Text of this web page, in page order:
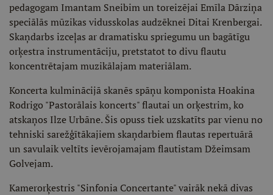
pedagogam Imantam Sneibim un toreizējai Emīla Dārziņa
speciālās mūzikas vidusskolas audzēknei Ditai Krenbergai.
Skaņdarbs izceļas ar dramatisku spriegumu un bagātīgu
orķestra instrumentāciju, pretstatot to divu flautu
koncentrētajam muzikālajam materiālam.
Koncerta kulminācijā skanēs spāņu komponista Hoakina
Rodrigo "Pastorālais koncerts" flautai un orķestrim, ko
atskaņos Ilze Urbāne. Šis opuss tiek uzskatīts par vienu no
tehniski sarežģītākajiem skaņdarbiem flautas repertuārā
un savulaik veltīts ievērojamajam flautistam Džeimsam
Golvejam.
Kamerorķestris "Sinfonia Concertante" vairāk nekā divas